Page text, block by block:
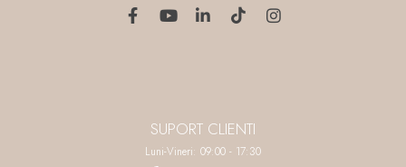
SUPORT CLIENTI
Luni-Vineri: 09:00 - 17:30